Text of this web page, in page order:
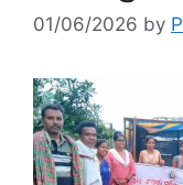
01/06/2026 by